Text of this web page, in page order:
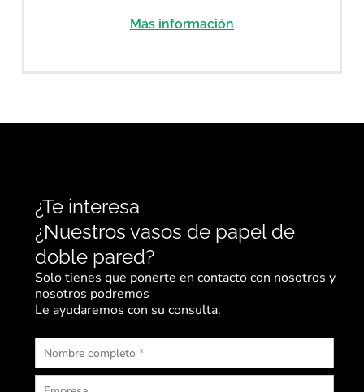
Más información
¿Te interesa
¿Nuestros vasos de papel de
doble pared?
Solo tienes que ponerte en contacto con nosotros y
nosotros podremos
Le ayudaremos con su consulta.